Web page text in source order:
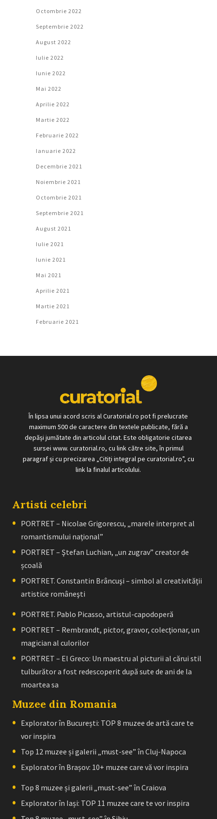
Octombrie 2022
Septembrie 2022
August 2022
Iulie 2022
Iunie 2022
Mai 2022
Aprilie 2022
Martie 2022
Februarie 2022
Ianuarie 2022
Decembrie 2021
Noiembrie 2021
Octombrie 2021
Septembrie 2021
August 2021
Iulie 2021
Iunie 2021
Mai 2021
Aprilie 2021
Martie 2021
Februarie 2021
În lipsa unui acord scris al Curatorial.ro pot fi prelucrate
maximum 500 de caractere din textele publicate, fără a
depăși jumătate din articolul citat. Este obligatorie citarea
sursei www. curatorial.ro, cu link către site, în primul
paragraf și cu precizarea „Citiți integral pe curatorial.ro”, cu
link la finalul articolului.
Artisti celebri
PORTRET – Nicolae Grigorescu, „marele interpret al
romantismului naţional”
PORTRET – Ştefan Luchian, „un zugrav” creator de
școală
PORTRET. Constantin Brâncuşi – simbol al creativităţii
artistice româneşti
PORTRET. Pablo Picasso, artistul-capodoperă
PORTRET – Rembrandt, pictor, gravor, colecţionar, un
magician al culorilor
PORTRET – El Greco: Un maestru al picturii al cărui stil
tulburător a fost redescoperit după sute de ani de la
moartea sa
Muzee din Romania
Explorator în București: TOP 8 muzee de artă care te
vor inspira
Top 12 muzee și galerii „must-see” în Cluj-Napoca
Explorator în Brașov: 10+ muzee care vă vor inspira
Top 8 muzee și galerii „must-see” în Craiova
Explorator în Iași: TOP 11 muzee care te vor inspira